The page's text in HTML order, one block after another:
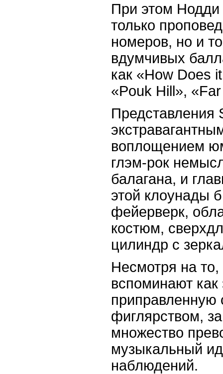
При этом Нодди
только
номеров, но и
вдумчивых
как «How Does
«Pouk Hill»,
Представления
воплощением
глэм-рок
балагана, и
этой клоунады
фейерверк,
костюм,
цилиндр с
Несмотря на то,
вспоминают
приправленную
фиглярством,
множество
музыкальный
наблюдений.